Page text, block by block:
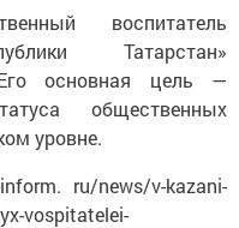
воспитатель
Татарстан»
основная цель —
общественных
уровне.
ru/news/v-kazani-
vospitatelei-